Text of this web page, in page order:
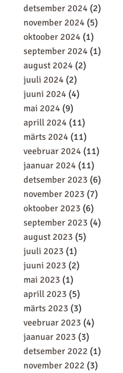
detsember 2024 (2)
november 2024 (5)
oktoober 2024 (1)
september 2024 (1)
august 2024 (2)
juuli 2024 (2)
juuni 2024 (4)
mai 2024 (9)
aprill 2024 (11)
märts 2024 (11)
veebruar 2024 (11)
jaanuar 2024 (11)
detsember 2023 (6)
november 2023 (7)
oktoober 2023 (6)
september 2023 (4)
august 2023 (5)
juuli 2023 (1)
juuni 2023 (2)
mai 2023 (1)
aprill 2023 (5)
märts 2023 (3)
veebruar 2023 (4)
jaanuar 2023 (3)
detsember 2022 (1)
november 2022 (3)